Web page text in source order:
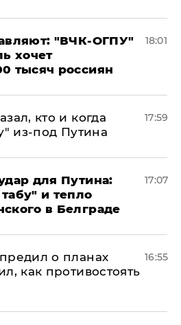
"ВЧК-ОГПУ"
хочет
тысяч россиян
18:01
кто и когда
из-под Путина
17:59
для Путина:
и тепло
в Белграде
17:07
о планах
как противостоять
16:55